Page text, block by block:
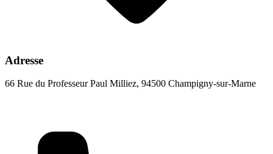
Adresse
66 Rue du Professeur Paul Milliez, 94500 Champigny-sur-Marne